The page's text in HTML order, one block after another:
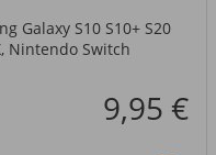
Galaxy S10 S10+ S20
Nintendo Switch
9,95 €